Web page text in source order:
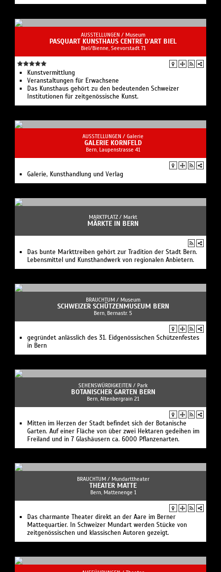
AUSSTELLUNGEN / Museum
PASQUART KUNSTHAUS CENTRE D'ART BIEL
Biel/Bienne, Seevorstadt 71
Kunstvermittlung
Veranstaltungen für Erwachsene
Das Kunsthaus gehört zu den bedeutenden Schweizer
Institutionen für zeitgenössische Kunst.
AUSSTELLUNGEN / Galerie
GALERIE KORNFELD
Bern, Laupenstrasse 41
Galerie, Kunsthandlung und Verlag
MARKTPLATZ / Markt
MÄRKTE IN BERN
Das bunte Markttreiben gehört zur Tradition der Stadt Bern.
Lebensmittel und Kunsthandwerk von regionalen Anbietern.
BRAUCHTUM / Museum
SCHWEIZER SCHÜTZENMUSEUM BERN
Bern, Bernastr. 5
gegründet anlässlich des 31. Eidgenössischen Schützenfestes
in Bern
SEHENSWÜRDIGKEITEN / Park
BOTANISCHER GARTEN BERN
Bern, Altenbergrain 21
Mitten im Herzen der Stadt befindet sich der Botanische
Garten. Auf einer Fläche von über zwei Hektaren gedeihen im
Freiland und in 7 Glashäusern ca. 6000 Pflanzenarten.
BRAUCHTUM / Mundarttheater
THEATER MATTE
Bern, Mattenenge 1
Das charmante Theater direkt an der Aare im Berner
Mattequartier. In Schweizer Mundart werden Stücke von
zeitgenössischen und klassischen Autoren gezeigt.